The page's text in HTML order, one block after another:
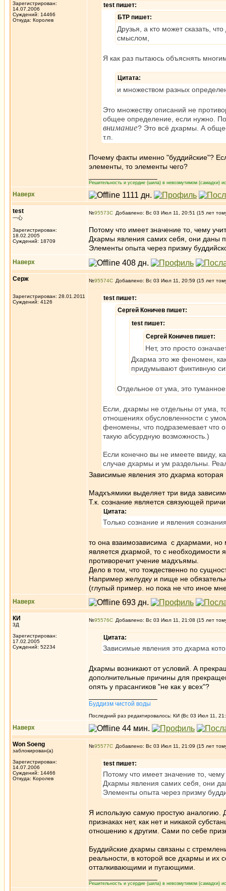
Зарегистрирован:
14.07.2006
Суждений: 14466
Откуда: Королев
test пишет:
БТР пишет:
Друзья, а кто может сказать,
смыслом,
Я как раз пытаюсь объяснять
Цитата:
и множеством разных
Это множеству описаний не
общее определение, если нужно.
внимание? Это всё дхармы. А
т.п.
Почему факты именно "буддийские"?
элементы, то элементы чего?
Решительность и усердие (шила) в невозмутимом (самадхи)
Наверх
test
一心
Зарегистрирован:
18.02.2005
Суждений: 18709
№95573 Добавлено: Вс 03 Июл 11, 20:51 (15 лет
Потому что имеет значение то, чему
Дхармы явления самих себя, они даны
Элементы опыта через призму
Наверх
Серж
Зарегистрирован: 28.01.2011
Суждений: 4126
№95574 Добавлено: Вс 03 Июл 11, 20:59 (15 лет
test пишет:
Сергей Коничев пишет:
test пишет:
Сергей Коничев пишет:
Нет, это просто
Дхарма это же феномен,
придумывают фиктивную
Отдельное от ума, это
Если, дхармы не отдельны от ума,
отношениях обусловленности с
феномены, что подраземевает что
такую абсурдную возможность.)
Если конечно вы не имеете ввиду,
случае дхармы и ум раздельны.
Зависимые явления это дхарма которая
Мадхъямики выделяет три вида
Т.к. сознание является связующей
Цитата:
Только сознание и явления
то она взаимозависима с дхармами, но
является дхармой, то с
противоречит учение мадхъямы.
Дело в том, что тождественно по
Например желудку и пище не
(глупый пример. но пока не что иное
Наверх
КИ
3Д
Зарегистрирован:
17.02.2005
Суждений: 52234
№95576 Добавлено: Вс 03 Июл 11, 21:08 (15 лет
Цитата:
Зависимые явления это дхарма
Дхармы возникают от условий. А
дополнительные причины для
опять у прасангиков "не как у всех"?
Буддизм чистой воды
Последний раз редактировалось: КИ (Вс 03 Июл 11,
Наверх
Won Soeng
заблокирован(а)
Зарегистрирован:
14.07.2006
Суждений: 14466
Откуда: Королев
№95577 Добавлено: Вс 03 Июл 11, 21:09 (15 лет
test пишет:
Потому что имеет значение то,
Дхармы явления самих себя, они
Элементы опыта через призму
Я использую самую простую аналогию.
признаках нет, как нет и никакой
отношению к другим. Сами по себе
Буддийские дхармы связаны с
реальности, в которой все дхармы и
отталкивающими и пугающими.
Решительность и усердие (шила) в невозмутимом (самадхи)